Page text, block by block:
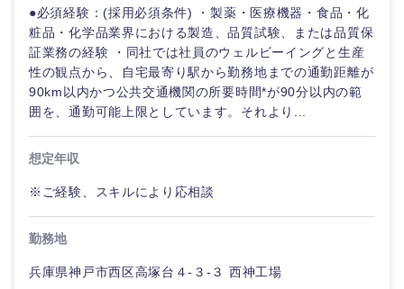
九州・沖縄
福岡県 佐賀県
長崎県 熊本県
大分県
●必須経験：(採用必須条件) ・製薬・医療機器・食品・化
粧品・化学品業界における製造、品質試験、または品質保
証業務の経験 ・同社では社員のウェルビーイングと生産
性の観点から、自宅最寄り駅から勤務地までの通勤距離が
90km以内かつ公共交通機関の所要時間*が90分以内の範
囲を、通勤可能上限としています。それより...
想定年収
※ご経験、スキルにより応相談
勤務地
兵庫県神戸市西区高塚台４-３-３ 西神工場